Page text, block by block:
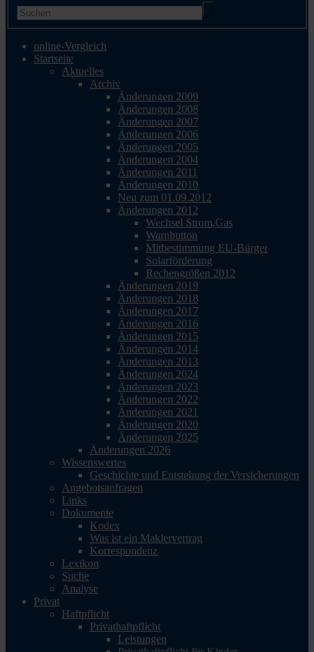
online-Vergleich
Startseite
Aktuelles
Archiv
Änderungen 2009
Änderungen 2008
Änderungen 2007
Änderungen 2006
Änderungen 2005
Änderungen 2004
Änderungen 2011
Änderungen 2010
Neu zum 01.09.2012
Änderungen 2012
Wechsel Strom,Gas
Warnbutton
Mitbestimmung EU-Bürger
Solarförderung
Rechengrößen 2012
Änderungen 2019
Änderungen 2018
Änderungen 2017
Änderungen 2016
Änderungen 2015
Änderungen 2014
Änderungen 2013
Änderungen 2024
Änderungen 2023
Änderungen 2022
Änderungen 2021
Änderungen 2020
Änderungen 2025
Änderungen 2026
Wissenswertes
Geschichte und Entstehung der Versicherungen
Angebotsanfragen
Links
Dokumente
Kodex
Was ist ein Maklervertrag
Korrespondenz
Lexikon
Suche
Analyse
Privat
Haftpflicht
Privathaftpflicht
Leistungen